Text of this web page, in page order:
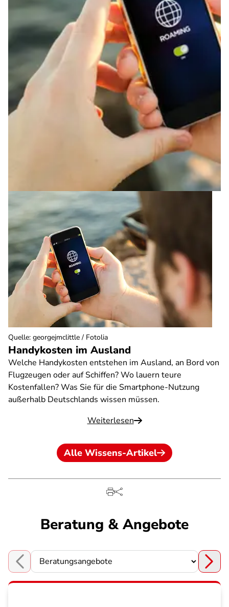
Handykosten im Ausland
Welche Handykosten entstehen im Ausland, an Bord von
Flugzeugen oder auf Schiffen? Wo lauern teure
Kostenfallen? Was Sie für die Smartphone-Nutzung
außerhalb Deutschlands wissen müssen.
Weiterlesen
Quelle: georgejmclittle / Fotolia
Alle Wissens-Artikel
Beratung & Angebote
Choose a section